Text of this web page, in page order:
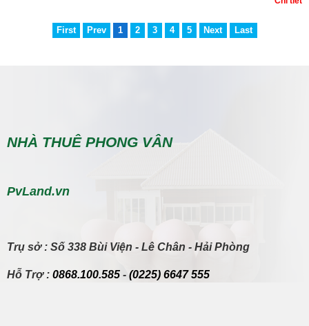
First Prev 1 2 3 4 5 Next Last
NHÀ THUÊ PHONG VÂN
PvLand.vn
Trụ sở: Số 338 Bùi Viện - Lê Chân - Hải Phòng
Hỗ Trợ: 0868.100.585 - (0225) 6647 555